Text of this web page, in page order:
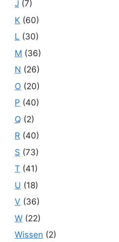
J (7)
K (60)
L (30)
M (36)
N (26)
O (20)
P (40)
Q (2)
R (40)
S (73)
T (41)
U (18)
V (36)
W (22)
Wissen (2)